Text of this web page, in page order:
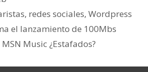
, redes sociales,Wordpress
el lanzamiento de 100Mbs
Music ¿Estafados?